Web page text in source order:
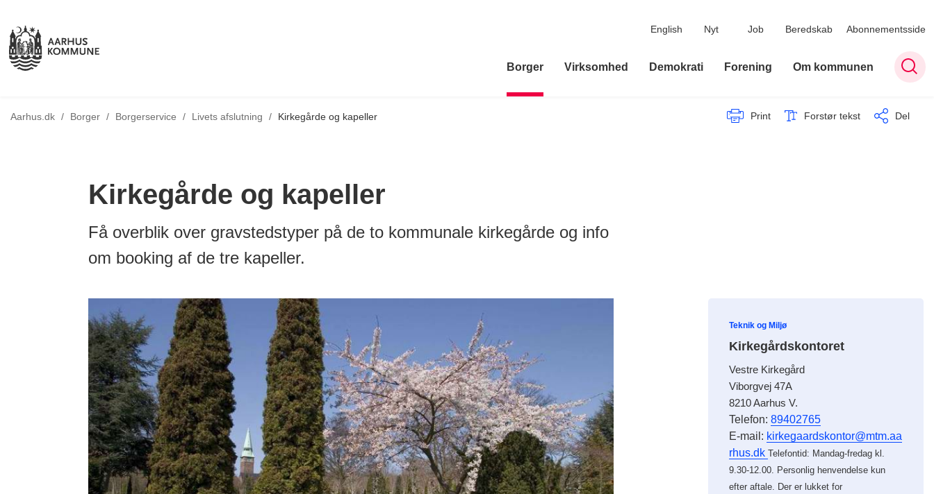
English Nyt Job Beredskab Abonnementsside
Borger Virksomhed Demokrati Forening Om kommunen
Aarhus.dk / Borger / Borgerservice / Tilbage til
Livets afslutning / Kirkegårde og kapeller Print Forstør tekst Del
Kirkegårde og kapeller
Få overblik over gravstedstyper på de to kommunale kirkegårde og info
om booking af de tre kapeller.
Teknik og Miljø
Kirkegårdskontoret
Vestre Kirkegård
Viborgvej 47A
8210 Aarhus V.
Telefon:89402765
E-mail: kirkegaardskontor@mtm.aa
rhus.dkTelefontid: Mandag-fredag kl.
9.30-12.00. Personlig henvendelse kun
efter aftale. Der er lukket for